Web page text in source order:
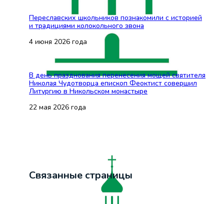
Переславских школьников познакомили с историей
и традициями колокольного звона
4 июня 2026 года
В день празднования перенесения мощей святителя
Николая Чудотворца епископ Феоктист совершил
Литургию в Никольском монастыре
22 мая 2026 года
Связанные страницы